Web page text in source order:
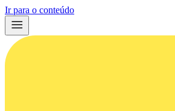
Ir para o conteúdo